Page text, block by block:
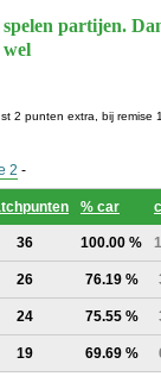
partijen.
2 punten extra, bij
2 -
% car
36 100.00 %
26 76.19 %
24 75.55 %
19 69.69 %